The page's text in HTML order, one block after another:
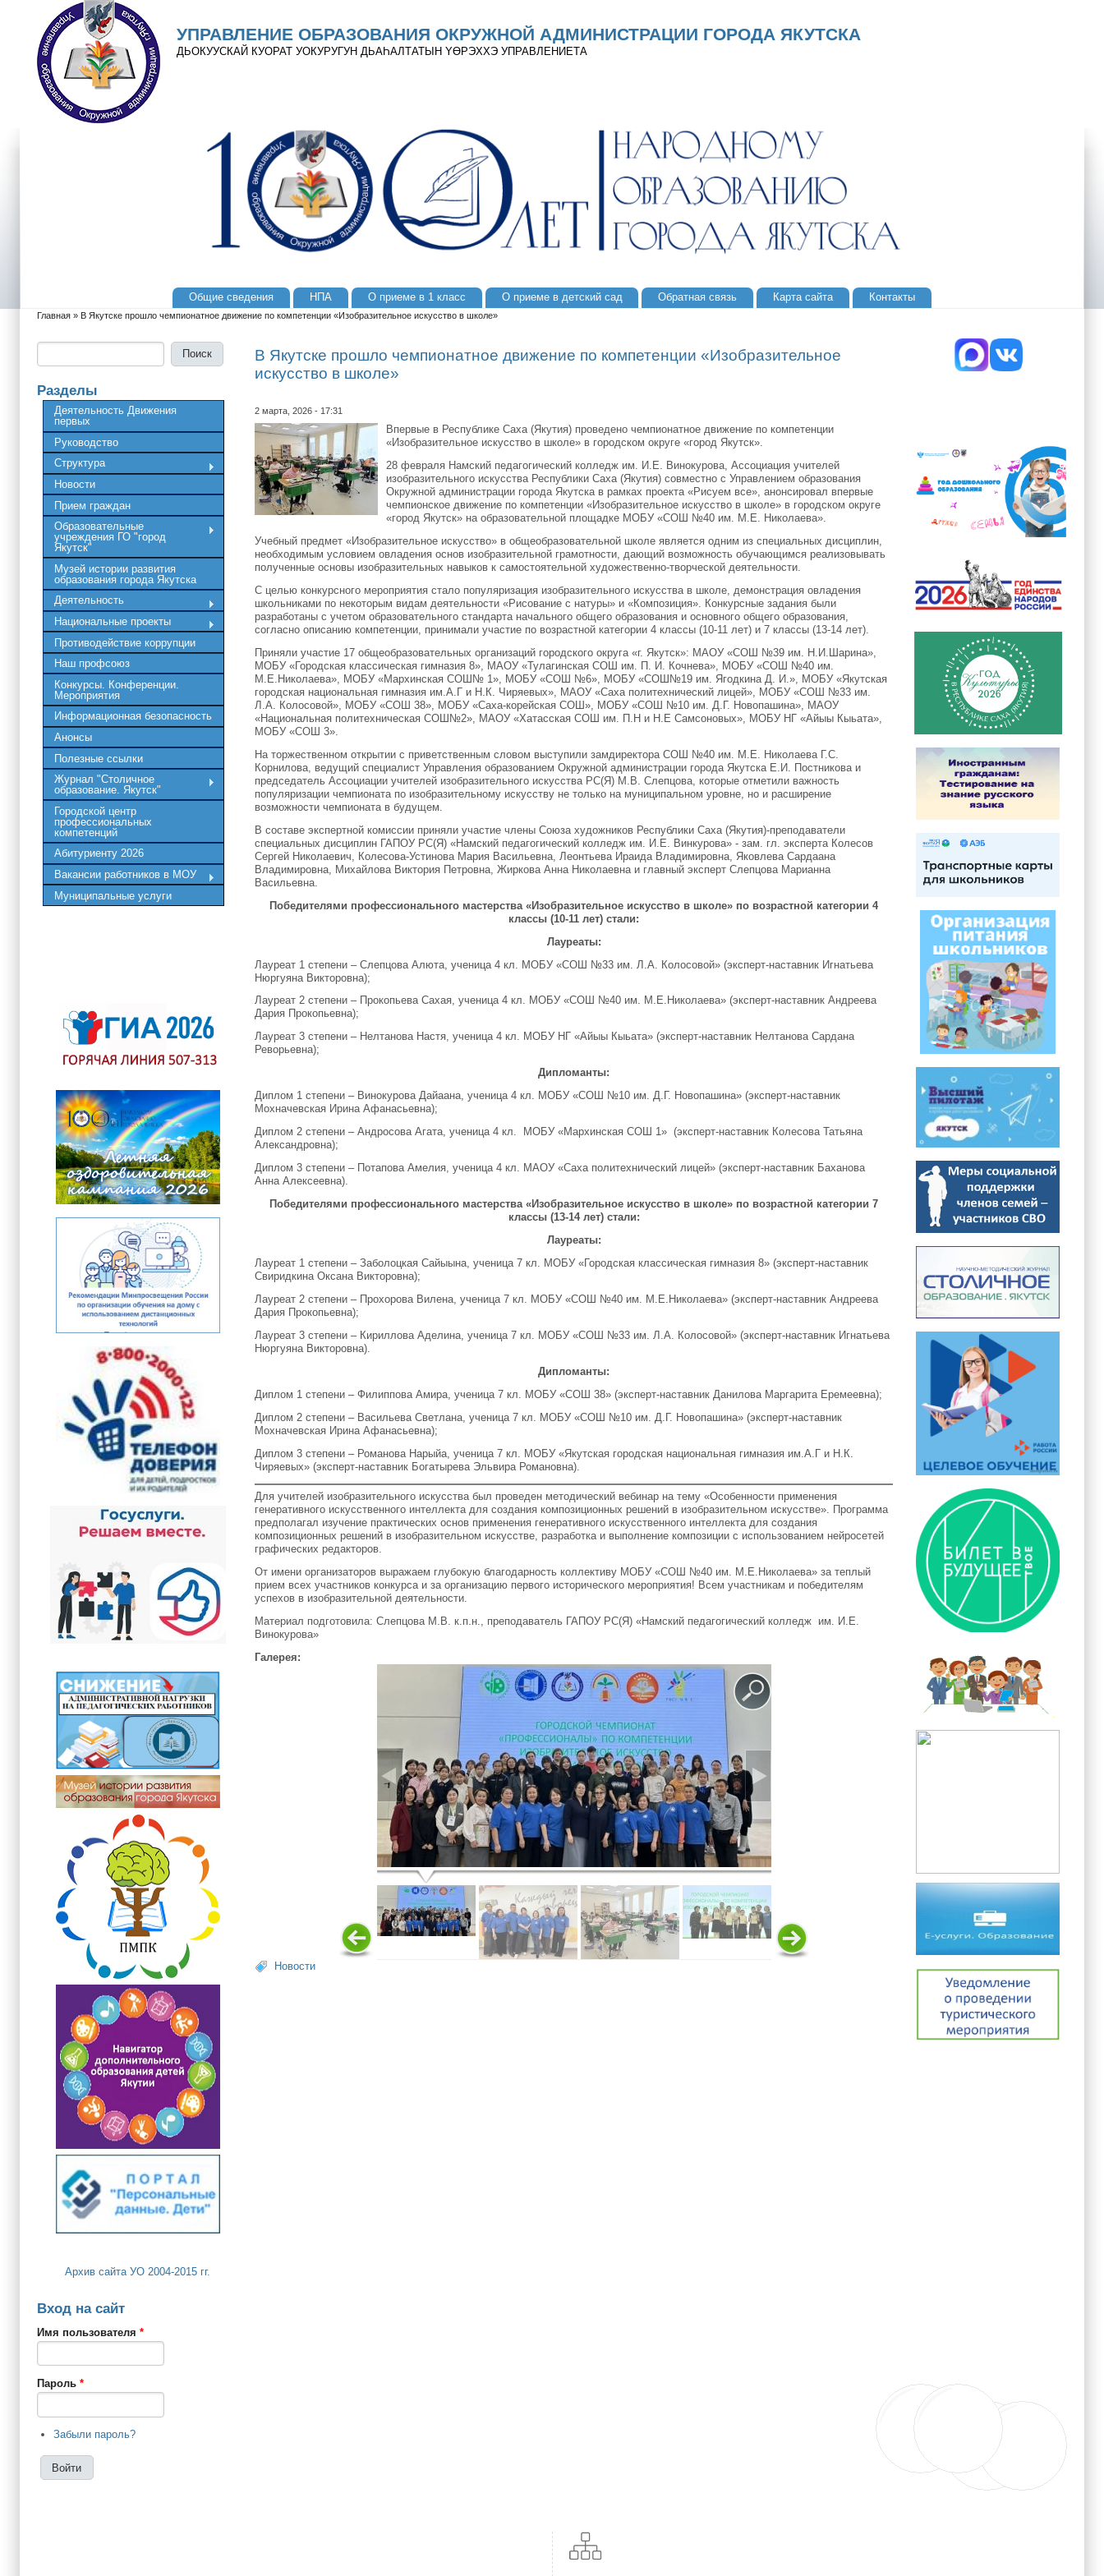
Перейти к основному содержанию
Skip to search
УПРАВЛЕНИЕ ОБРАЗОВАНИЯ ОКРУЖНОЙ АДМИНИСТРАЦИИ ГОРОДА ЯКУТСКА
ДЬОКУУСКАЙ КУОРАТ УОКУРУГУН ДЬАҺАЛТАТЫН YӨРЭХХЭ УПРАВЛЕНИЕТА
Общие сведения НПА О приеме в 1 класс О приеме в детский сад Обратная связь Карта сайта Контакты
Вы здесь
Главная » В Якутске прошло чемпионатное движение по компетенции «Изобразительное искусство в школе»
Разделы
Деятельность Движения
первых
Руководство
Структура
Новости
Прием граждан
Образовательные
учреждения ГО "город
Якутск"
Музей истории развития
образования города Якутска
Деятельность
Национальные проекты
Противодействие коррупции
Наш профсоюз
Конкурсы. Конференции.
Мероприятия
Информационная безопасность
Анонсы
Полезные ссылки
Журнал "Столичное
образование. Якутск"
Городской центр
профессиональных
компетенций
Абитуриенту 2026
Вакансии работников в МОУ
Муниципальные услуги
Архив сайта УО 2004-2015 гг.
Вход на сайт
Имя пользователя *
Пароль *
Забыли пароль?
В Якутске прошло чемпионатное движение по компетенции «Изобразительное
искусство в школе»
2 марта, 2026 - 17:31
Впервые в Республике Саха (Якутия) проведено чемпионатное движение по компетенции
«Изобразительное искусство в школе» в городском округе «город Якутск».
28 февраля Намский педагогический колледж им. И.Е. Винокурова, Ассоциация учителей
изобразительного искусства Республики Саха (Якутия) совместно с Управлением образования
Окружной администрации города Якутска в рамках проекта «Рисуем все», анонсировал впервые
чемпионское движение по компетенции «Изобразительное искусство в школе» в городском округе
«город Якутск» на образовательной площадке МОБУ «СОШ №40 им. М.Е. Николаева».
Учебный предмет «Изобразительное искусство» в общеобразовательной школе является одним из специальных дисциплин,
необходимым условием овладения основ изобразительной грамотности, дающий возможность обучающимся реализовывать
полученные основы изобразительных навыков к самостоятельной художественно-творческой деятельности.
С целью конкурсного мероприятия стало популяризация изобразительного искусства в школе, демонстрация овладения
школьниками по некоторым видам деятельности «Рисование с натуры» и «Композиция». Конкурсные задания были
разработаны с учетом образовательного стандарта начального общего образования и основного общего образования,
согласно описанию компетенции, принимали участие по возрастной категории 4 классы (10-11 лет) и 7 классы (13-14 лет).
Приняли участие 17 общеобразовательных организаций городского округа «г. Якутск»: МАОУ «СОШ №39 им. Н.И.Шарина»,
МОБУ «Городская классическая гимназия 8», МАОУ «Тулагинская СОШ им. П. И. Кочнева», МОБУ «СОШ №40 им.
М.Е.Николаева», МОБУ «Мархинская СОШ№ 1», МОБУ «СОШ №6», МОБУ «СОШ№19 им. Ягодкина Д. И.», МОБУ «Якутская
городская национальная гимназия им.А.Г и Н.К. Чиряевых», МАОУ «Саха политехнический лицей», МОБУ «СОШ №33 им.
Л.А. Колосовой», МОБУ «СОШ 38», МОБУ «Саха-корейская СОШ», МОБУ «СОШ №10 им. Д.Г. Новопашина», МАОУ
«Национальная политехническая СОШ№2», МАОУ «Хатасская СОШ им. П.Н и Н.Е Самсоновых», МОБУ НГ «Айыы Кыьата»,
МОБУ «СОШ 3».
На торжественном открытии с приветственным словом выступили замдиректора СОШ №40 им. М.Е. Николаева Г.С.
Корнилова, ведущий специалист Управления образованием Окружной администрации города Якутска Е.И. Постникова и
председатель Ассоциации учителей изобразительного искусства РС(Я) М.В. Слепцова, которые отметили важность
популяризации чемпионата по изобразительному искусству не только на муниципальном уровне, но и расширение
возможности чемпионата в будущем.
В составе экспертной комиссии приняли участие члены Союза художников Республики Саха (Якутия)-преподаватели
специальных дисциплин ГАПОУ РС(Я) «Намский педагогический колледж им. И.Е. Винкурова» - зам. гл. эксперта Колесов
Сергей Николаевич, Колесова-Устинова Мария Васильевна, Леонтьева Ираида Владимировна, Яковлева Сардаана
Владимировна, Михайлова Виктория Петровна, Жиркова Анна Николаевна и главный эксперт Слепцова Марианна
Васильевна.
Победителями профессионального мастерства «Изобразительное искусство в школе» по возрастной категории 4
классы (10-11 лет) стали:
Лауреаты:
Лауреат 1 степени – Слепцова Алюта, ученица 4 кл. МОБУ «СОШ №33 им. Л.А. Колосовой» (эксперт-наставник Игнатьева
Нюргуяна Викторовна);
Лауреат 2 степени – Прокопьева Сахая, ученица 4 кл. МОБУ «СОШ №40 им. М.Е.Николаева» (эксперт-наставник Андреева
Дария Прокопьевна);
Лауреат 3 степени – Нелтанова Настя, ученица 4 кл. МОБУ НГ «Айыы Кыьата» (эксперт-наставник Нелтанова Сардана
Реворьевна);
Дипломанты:
Диплом 1 степени – Винокурова Дайаана, ученица 4 кл. МОБУ «СОШ №10 им. Д.Г. Новопашина» (эксперт-наставник
Мохначевская Ирина Афанасьевна);
Диплом 2 степени – Андросова Агата, ученица 4 кл. МОБУ «Мархинская СОШ 1» (эксперт-наставник Колесова Татьяна
Александровна);
Диплом 3 степени – Потапова Амелия, ученица 4 кл. МАОУ «Саха политехнический лицей» (эксперт-наставник Баханова
Анна Алексеевна).
Победителями профессионального мастерства «Изобразительное искусство в школе» по возрастной категории 7
классы (13-14 лет) стали:
Лауреаты:
Лауреат 1 степени – Заболоцкая Сайыына, ученица 7 кл. МОБУ «Городская классическая гимназия 8» (эксперт-наставник
Свиридкина Оксана Викторовна);
Лауреат 2 степени – Прохорова Вилена, ученица 7 кл. МОБУ «СОШ №40 им. М.Е.Николаева» (эксперт-наставник Андреева
Дария Прокопьевна);
Лауреат 3 степени – Кириллова Аделина, ученица 7 кл. МОБУ «СОШ №33 им. Л.А. Колосовой» (эксперт-наставник Игнатьева
Нюргуяна Викторовна).
Дипломанты:
Диплом 1 степени – Филиппова Амира, ученица 7 кл. МОБУ «СОШ 38» (эксперт-наставник Данилова Маргарита Еремеевна);
Диплом 2 степени – Васильева Светлана, ученица 7 кл. МОБУ «СОШ №10 им. Д.Г. Новопашина» (эксперт-наставник
Мохначевская Ирина Афанасьевна);
Диплом 3 степени – Романова Нарыйа, ученица 7 кл. МОБУ «Якутская городская национальная гимназия им.А.Г и Н.К.
Чиряевых» (эксперт-наставник Богатырева Эльвира Романовна).
Для учителей изобразительного искусства был проведен методический вебинар на тему «Особенности применения
генеративного искусственного интеллекта для создания композиционных решений в изобразительном искусстве». Программа
предполагал изучение практических основ применения генеративного искусственного интеллекта для создания
композиционных решений в изобразительном искусстве, разработка и выполнение композиции с использованием нейросетей
графических редакторов.
От имени организаторов выражаем глубокую благодарность коллективу МОБУ «СОШ №40 им. М.Е.Николаева» за теплый
прием всех участников конкурса и за организацию первого исторического мероприятия! Всем участникам и победителям
успехов в изобразительной деятельности.
Материал подготовила: Слепцова М.В. к.п.н., преподаватель ГАПОУ РС(Я) «Намский педагогический колледж им. И.Е.
Винокурова»
Галерея:
Новости